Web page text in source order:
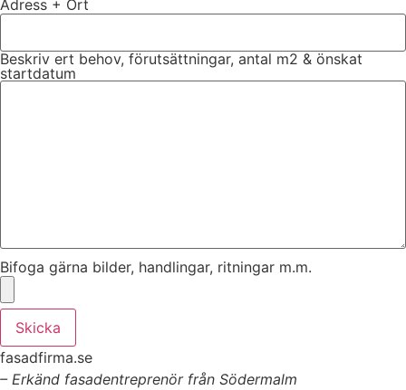
Adress + Ort
Beskriv ert behov, förutsättningar, antal m2 & önskat
startdatum
Bifoga gärna bilder, handlingar, ritningar m.m.
Skicka
fasadfirma.se
– Erkänd fasadentreprenör från Södermalm